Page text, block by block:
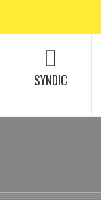
SYNDIC